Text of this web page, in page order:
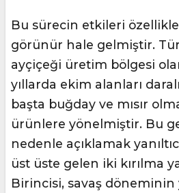
Bu sürecin etkileri özellikle
görünür hale gelmiştir.
ayçiçeği üretim bölgesi
yıllarda ekim alanları
başta buğday ve mısır
ürünlere yönelmiştir. Bu
nedenle açıklamak
üst üste gelen iki kırılma
Birincisi, savaş döneminin